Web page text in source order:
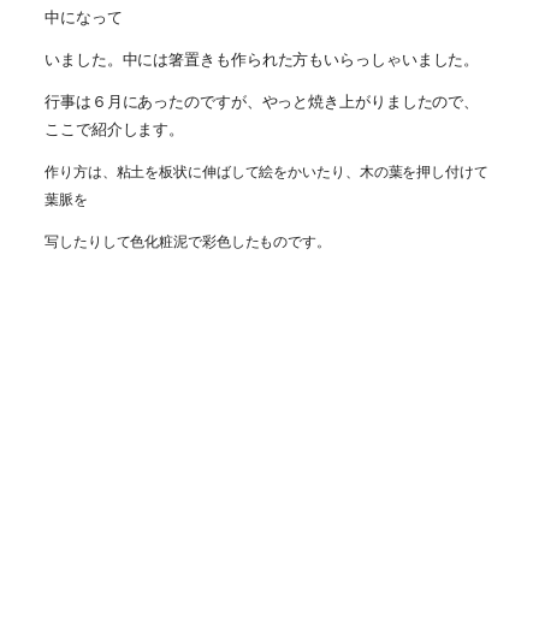
中になって
いました。中には箸置きも作られた方もいらっしゃいました。
行事は６月にあったのですが、やっと焼き上がりましたので、
ここで紹介します。
作り方は、粘土を板状に伸ばして絵をかいたり、木の葉を押し付けて
葉脈を
写したりして色化粧泥で彩色したものです。